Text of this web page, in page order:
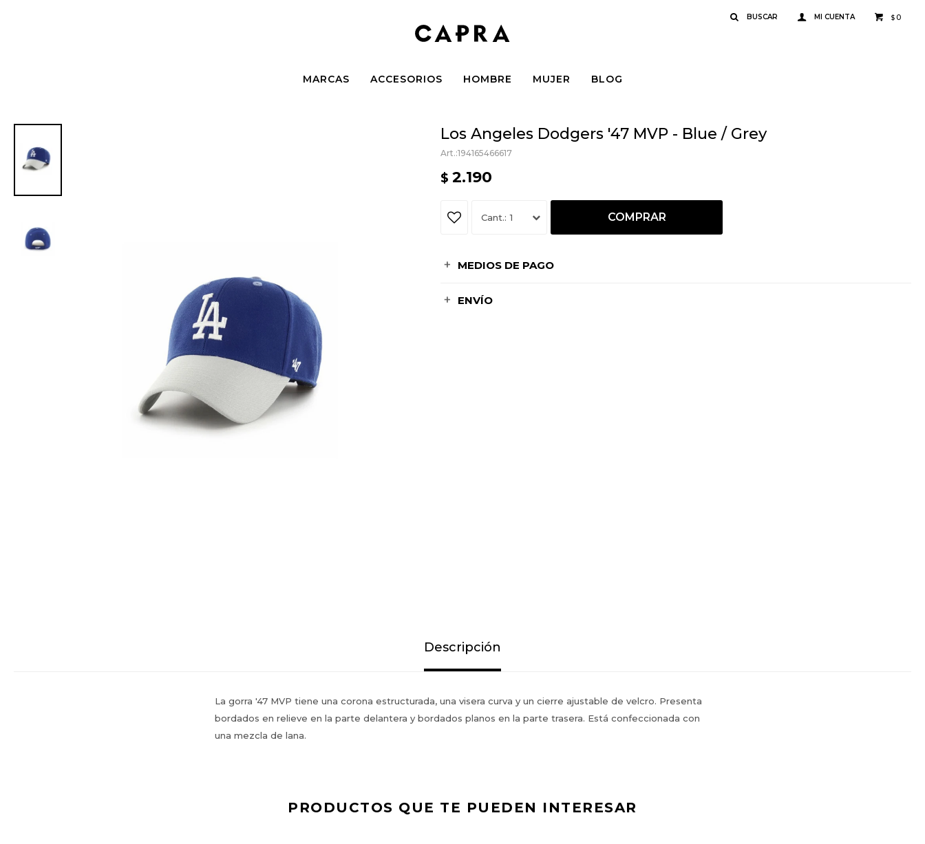
MARCAS ACCESORIOS HOMBRE MUJER BLOG
$ 0
Los Angeles Dodgers '47 MVP - Blue / Grey
194165466617
$ 2.190
1 COMPRAR
MEDIOS DE PAGO
ENVÍO
Descripción
La gorra '47 MVP tiene una corona estructurada, una visera curva y un cierre ajustable de velcro. Presenta
bordados en relieve en la parte delantera y bordados planos en la parte trasera. Está confeccionada con
una mezcla de lana.
PRODUCTOS QUE TE PUEDEN INTERESAR